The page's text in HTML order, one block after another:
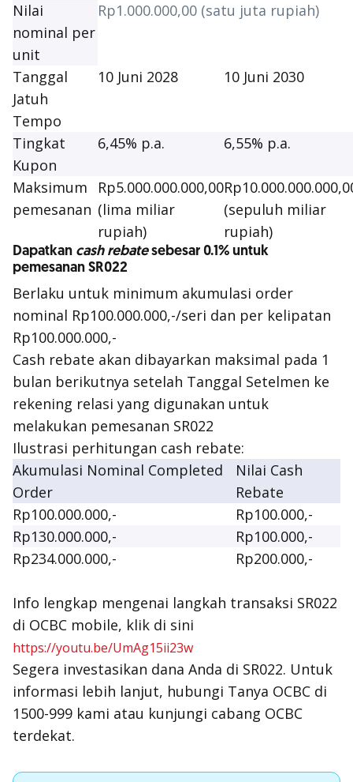
Nilai
nominal per
unit
Rp1.000.000,00 (satu juta rupiah)
Tanggal
Jatuh
Tempo
10 Juni 2028 10 Juni 2030
Tingkat
Kupon
6,45% p.a. 6,55% p.a.
Maksimum
pemesanan
Rp5.000.000.000,00
(lima miliar
rupiah)
(sepuluh miliar
rupiah)
Dapatkan cash rebatesebesar 0.1% untuk
pemesanan SR022
Berlaku untuk minimum akumulasi order
nominal Rp100.000.000,-/seri dan per kelipatan
Rp100.000.000,-
Cash rebate akan dibayarkan maksimal pada 1
bulan berikutnya setelah Tanggal Setelmen ke
rekening relasi yang digunakan untuk
melakukan pemesanan SR022
Ilustrasi perhitungan cash rebate:
Akumulasi Nominal Completed
Order
Nilai Cash
Rebate
Rp100.000.000,-
Rp100.000,-
Rp130.000.000,-
Rp100.000,-
Rp234.000.000,-
Rp200.000,-
Info lengkap mengenai langkah transaksi SR022
di OCBC mobile, klik di sini
https://youtu.be/UmAg15ii23w
Segera investasikan dana Anda di SR022. Untuk
informasi lebih lanjut, hubungi Tanya OCBC di
1500-999 kami atau kunjungi cabang OCBC
terdekat.